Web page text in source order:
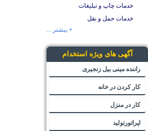
خدمات چاپ و تبلیغات
خدمات حمل و نقل
+ بیشتر ...
آگهی های ویژه استخدام
راننده مینی بیل زنجیری
کار کردن در خانه
کار در منزل
اپراتورتولید